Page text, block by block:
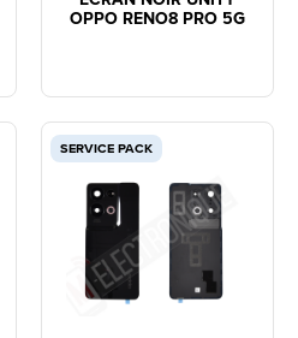
OPPO RENO8 PRO 5G
SERVICE PACK